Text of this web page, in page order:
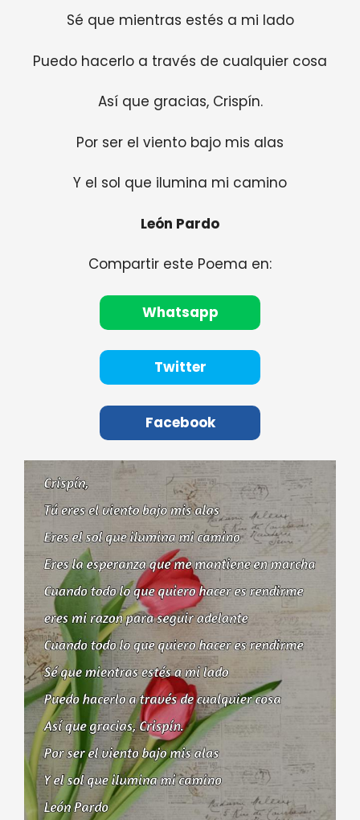
Sé que mientras estés a mi lado
Puedo hacerlo a través de cualquier cosa
Así que gracias, Crispín.
Por ser el viento bajo mis alas
Y el sol que ilumina mi camino
León Pardo
Compartir este Poema en:
Whatsapp
Twitter
Facebook